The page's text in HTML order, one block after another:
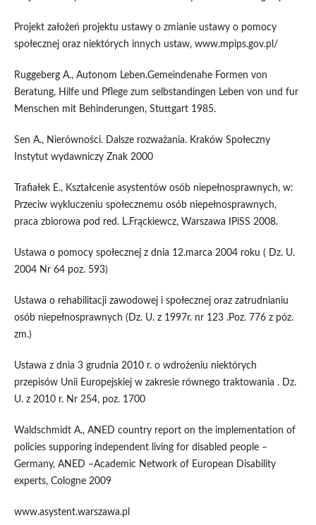
Projekt założeń projektu ustawy o zmianie ustawy o pomocy
społecznej oraz niektórych innych ustaw, www.mpips.gov.pl/
Ruggeberg A., Autonom Leben.Gemeindenahe Formen von
Beratung, Hilfe und Pflege zum selbstandingen Leben von und fur
Menschen mit Behinderungen, Stuttgart 1985.
Sen A., Nierówności. Dalsze rozważania. Kraków Społeczny
Instytut wydawniczy Znak 2000
Trafiałek E., Kształcenie asystentów osób niepełnosprawnych, w:
Przeciw wykluczeniu społecznemu osób niepełnosprawnych,
praca zbiorowa pod red. L.Frąckiewcz, Warszawa IPiSS 2008.
Ustawa o pomocy społecznej z dnia 12.marca 2004 roku ( Dz. U.
2004 Nr 64 poz. 593)
Ustawa o rehabilitacji zawodowej i społecznej oraz zatrudnianiu
osób niepełnosprawnych (Dz. U. z 1997r. nr 123 .Poz. 776 z póz.
zm.)
Ustawa z dnia 3 grudnia 2010 r. o wdrożeniu niektórych
przepisów Unii Europejskiej w zakresie równego traktowania . Dz.
U. z 2010 r. Nr 254, poz. 1700
Waldschmidt A., ANED country report on the implementation of
policies supporing independent living for disabled people –
Germany, ANED –Academic Network of European Disability
experts, Cologne 2009
www.asystent.warszawa.pl